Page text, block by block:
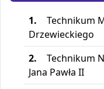
1.
Technikum
Drzewieckiego
2.
Technikum
Jana Pawła II